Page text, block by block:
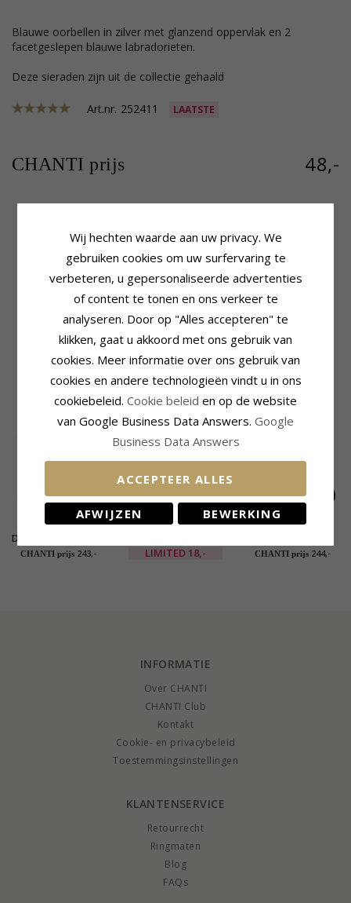
blauwe oorbellen in zilver met glanzend oppervlak en 2
facetgeslepen blauwe labradorieten.
Deze sieraden zijn uit de collectie gehaald
Art.nr. 252411 LAATSTE
CHANTI prijs 48,-
Productinformatie
Blauwe
Oorbellen:
Edelmetaal:Zilver
Oppervlak:Glanzend
Steen
Facetgeslepen
Kleur: Blauwe
Steen: Labradoriet
Afmeting
Lengte Incl. Haakje: 35,0 mm
Breedte: 13,0 mm
Levertijd
Levertijd:4-5 Weekdagen
MEEST POPULAIRE PRODUCTEN IN
Druppel donkerblauw
oorbellen in 9 karaat
CHANTI prijs 243,-
LIMITED 50%
oorbellen in verguld
LIMITED 18,-
oorbellen in 9 karaat
CHANTI prijs 244,-
INFORMATIE
Over CHANTI
CHANTI Club
Kontakt
Cookie- en privacybeleid
Toestemmingsinstellingen
KLANTENSERVICE
Retourrecht
Ringmaten
Blog
FAQs
Wij hechten waarde aan uw privacy. We
gebruiken cookies om uw surfervaring te
verbeteren, u gepersonaliseerde advertenties
of content te tonen en ons verkeer te
analyseren. Door op "Alles accepteren" te
klikken, gaat u akkoord met ons gebruik van
cookies. Meer informatie over ons gebruik van
cookies en andere technologieën vindt u in ons
cookiebeleid. Cookie beleid en op de website
van Google Business Data Answers. Google
Business Data Answers
ACCEPTEER ALLES
AFWIJZEN BEWERKING